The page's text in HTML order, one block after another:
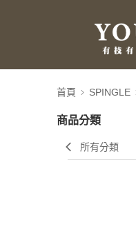
首頁 SPINGLE
商品分類
所有分類